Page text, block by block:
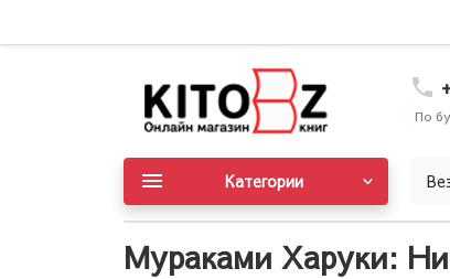
По
Категории
Мураками Харуки: